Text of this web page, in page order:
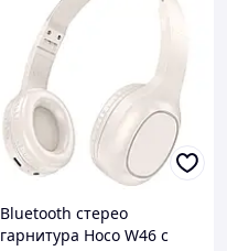
Bluetooth стерео
гарнитура Hoco W46 с